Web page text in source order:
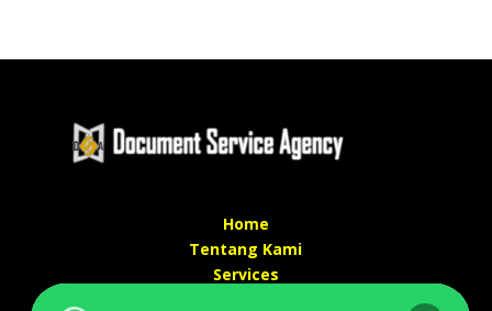
Home
Tentang Kami
Services